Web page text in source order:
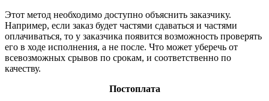
Этот метод необходимо доступно объяснить заказчику.
Например, если заказ будет частями сдаваться и частями
оплачиваться, то у заказчика появится возможность проверять
его в ходе исполнения, а не после. Что может уберечь от
всевозможных срывов по срокам, и соответственно по
качеству.
Постоплата